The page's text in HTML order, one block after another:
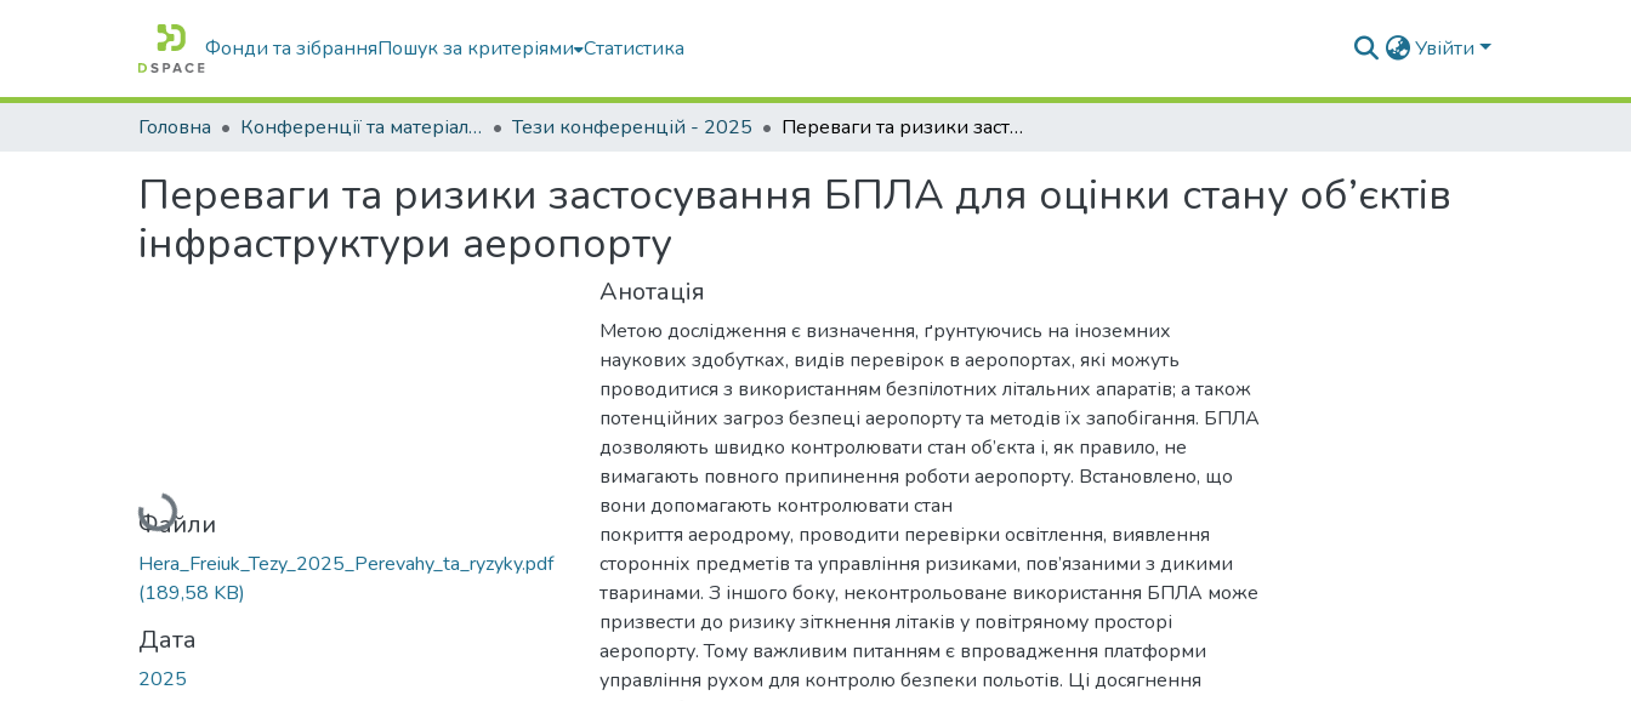
Фонди та зібранняПошук за критеріями Статистика Увійти
Головна Конференції та матеріали конференцій Тези конференцій - 2025 Переваги та ризики застосування БПЛА для оцінки стану об’єктів інфраструктури аеропорту
Переваги та ризики застосування БПЛА для оцінки стану об’єктів
інфраструктури аеропорту
Вантажиться...
Файли
Hera_Freiuk_Tezy_2025_Perevahy_ta_ryzyky.pdf
(189,58 KB)
Дата
2025
Анотація
Метою дослідження є визначення, ґрунтуючись на іноземних
наукових здобутках, видів перевірок в аеропортах, які можуть
проводитися з використанням безпілотних літальних апаратів; а також
потенційних загроз безпеці аеропорту та методів їх запобігання. БПЛА
дозволяють швидко контролювати стан об’єкта і, як правило, не
вимагають повного припинення роботи аеропорту. Встановлено, що
вони допомагають контролювати стан
покриття аеродрому, проводити перевірки освітлення, виявлення
сторонніх предметів та управління ризиками, пов’язаними з дикими
тваринами. З іншого боку, неконтрольоване використання БПЛА може
призвести до ризику зіткнення літаків у повітряному просторі
аеропорту. Тому важливим питанням є впровадження платформи
управління рухом для контролю безпеки польотів. Ці досягнення